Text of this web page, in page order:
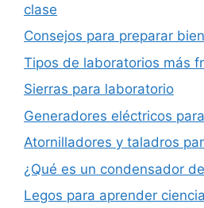
clase
Consejos para preparar
Tipos de laboratorios más
Sierras para laboratorio
Generadores eléctricos
Atornilladores y taladros
¿Qué es un condensador
Legos para aprender ciencia